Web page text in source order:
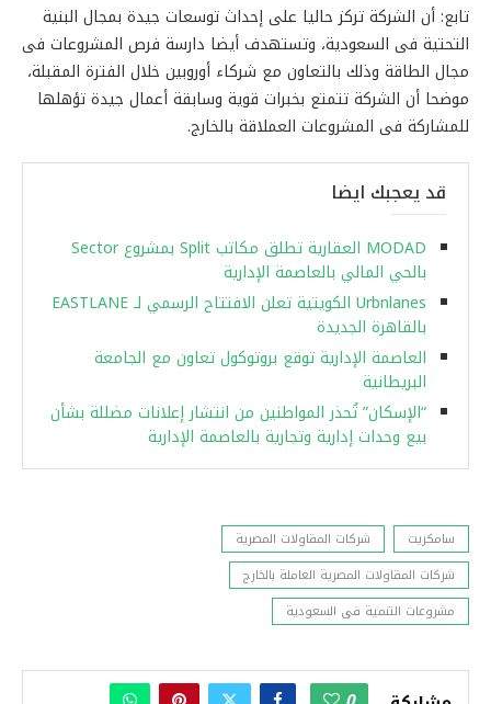
تابع: أن الشركة تركز حاليا على إحداث توسعات جيدة بمجال البنية
التحتية فى السعودية، وتستهدف أيضا دارسة فرص المشروعات فى
مجال الطاقة وذلك بالتعاون مع شركاء أوروبين خلال الفترة المقبلة،
موضحا أن الشركة تتمتع بخبرات قوية وسابقة أعمال جيدة تؤهلها
للمشاركة فى المشروعات العملاقة بالخارج.
قد يعجبك ايضا
MODAD العقارية تطلق مكاتب Split بمشروع Sector
بالحي المالي بالعاصمة الإدارية
Urbnlanes الكويتية تعلن الافتتاح الرسمي لـ EASTLANE
بالقاهرة الجديدة
العاصمة الإدارية توقع بروتوكول تعاون مع الجامعة
البريطانية
“الإسكان” تُحذر المواطنين من انتشار إعلانات مضللة بشأن
بيع وحدات إدارية وتجارية بالعاصمة الإدارية
سامكريت
شركات المقاولات المصرية
شركات المقاولات المصرية العاملة بالخارج
مشروعات التنمية فى السعودية